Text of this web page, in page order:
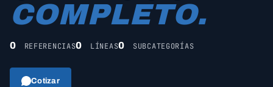
COMPLETO.
0 REFERENCIAS0 LÍNEAS0 SUBCATEGORÍAS
Cotizar